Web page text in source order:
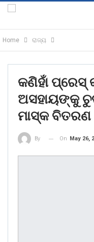
Home ରାଜ୍ୟ
କଣିହାଁ
ଅସହାୟଙ୍କୁ
ମାସ୍କ ବିତରଣ
By On May 26,